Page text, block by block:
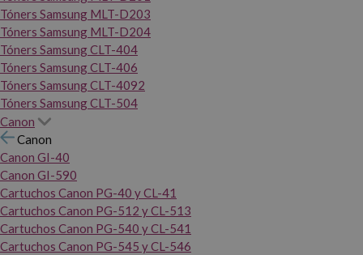
Tóners Samsung MLT-D203
Tóners Samsung MLT-D204
Tóners Samsung CLT-404
Tóners Samsung CLT-406
Tóners Samsung CLT-4092
Tóners Samsung CLT-504
Canon
Canon
Canon GI-40
Canon GI-590
Cartuchos Canon PG-40 y CL-41
Cartuchos Canon PG-512 y CL-513
Cartuchos Canon PG-540 y CL-541
Cartuchos Canon PG-545 y CL-546